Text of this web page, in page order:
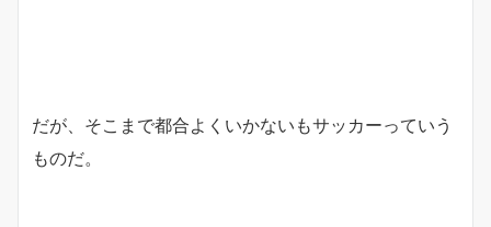
だが、そこまで都合よくいかないもサッカーっていう
ものだ。